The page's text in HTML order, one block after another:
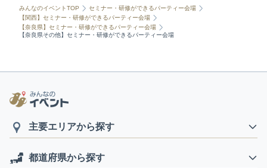
みんなのイベントTOP
セミナー・研修ができるパーティー会場
【関西】セミナー・研修ができるパーティー会場
【奈良県】セミナー・研修ができるパーティー会場
【奈良県その他】セミナー・研修ができるパーティー会場
主要エリアから探す
都道府県から探す